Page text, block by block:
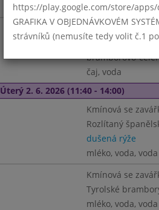
čaj, voda
Valašská kyselica
Pečená hlíva
bramborovo-
čaj, voda
Úterý 2. 6. 2026 (11:40 - 14:00)
Kmínová se
Rozlítaný
dušená rýže
mléko, voda,
Kmínová se
Tyrolské
mléko, voda,
https://play.google.com/store/
GRAFIKA V OBJEDNÁVKOVÉM
strávníků (nemusíte tedy volit č.1